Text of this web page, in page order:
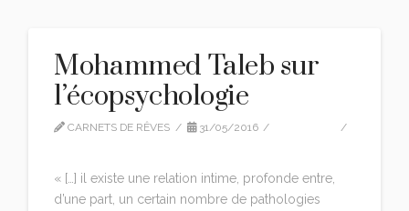
Mohammed Taleb sur
l’écopsychologie
CARNETS DE RÊVES 31/05/2016
« […] il existe une relation intime, profonde entre,
d’une part, un certain nombre de pathologies